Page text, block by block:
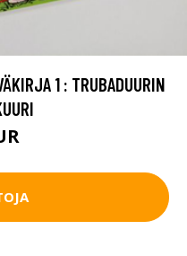
1 : TRUBADUURIN